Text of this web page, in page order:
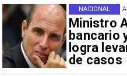
Ministro
bancario
logra
de casos
NACIONAL